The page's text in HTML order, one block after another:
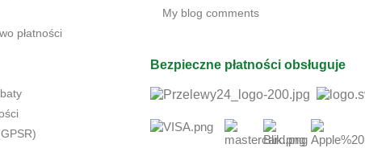
płatności
My blog comments
Bezpieczne płatności obsługuje